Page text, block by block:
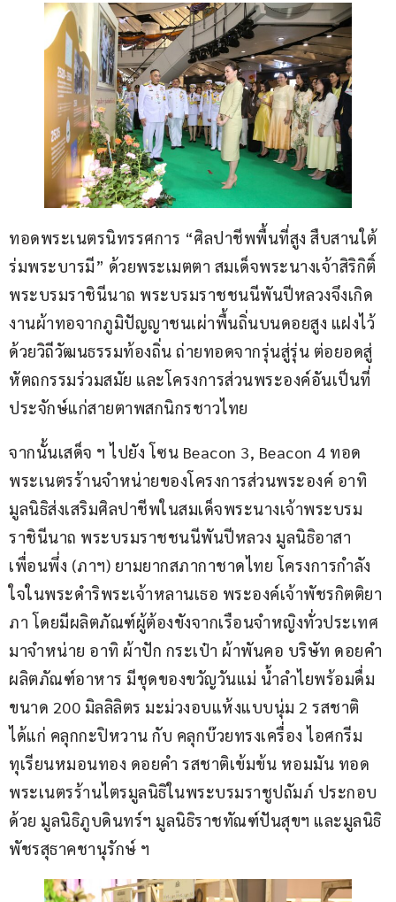
ทอดพระเนตรนิทรรศการ “ศิลปาชีพพื้นที่สูง สืบสานใต้
ร่มพระบารมี” ด้วยพระเมตตา สมเด็จพระนางเจ้าสิริกิติ์
พระบรมราชินีนาถ พระบรมราชชนนีพันปีหลวงจึงเกิด
งานผ้าทอจากภูมิปัญญาชนเผ่าพื้นถิ่นบนดอยสูง แฝงไว้
ด้วยวิถีวัฒนธรรมท้องถิ่น ถ่ายทอดจากรุ่นสู่รุ่น ต่อยอดสู่
หัตถกรรมร่วมสมัย และโครงการส่วนพระองค์อันเป็นที่
ประจักษ์แก่สายตาพสกนิกรชาวไทย
จากนั้นเสด็จ ฯ ไปยัง โซน Beacon 3, Beacon 4 ทอด
พระเนตรร้านจำหน่ายของโครงการส่วนพระองค์ อาทิ
มูลนิธิส่งเสริมศิลปาชีพในสมเด็จพระนางเจ้าพระบรม
ราชินีนาถ พระบรมราชชนนีพันปีหลวง มูลนิธิอาสา
เพื่อนพึ่ง (ภาฯ) ยามยากสภากาชาดไทย โครงการกำลัง
ใจในพระดำริพระเจ้าหลานเธอ พระองค์เจ้าพัชรกิตติยา
ภา โดยมีผลิตภัณฑ์ผู้ต้องขังจากเรือนจำหญิงทั่วประเทศ
มาจำหน่าย อาทิ ผ้าปัก กระเป๋า ผ้าพันคอ บริษัท ดอยคำ
ผลิตภัณฑ์อาหาร มีชุดของขวัญวันแม่ น้ำลำไยพร้อมดื่ม
ขนาด 200 มิลลิลิตร มะม่วงอบแห้งแบบนุ่ม 2 รสชาติ
ได้แก่ คลุกกะปิหวาน กับ คลุกบ๊วยทรงเครื่อง ไอศกรีม
ทุเรียนหมอนทอง ดอยคำ รสชาติเข้มข้น หอมมัน ทอด
พระเนตรร้านไตรมูลนิธิในพระบรมราชูปถัมภ์ ประกอบ
ด้วย มูลนิธิภูบดินทร์ฯ มูลนิธิราชทัณฑ์ปันสุขฯ และมูลนิธิ
พัชรสุธาคชานุรักษ์ ฯ